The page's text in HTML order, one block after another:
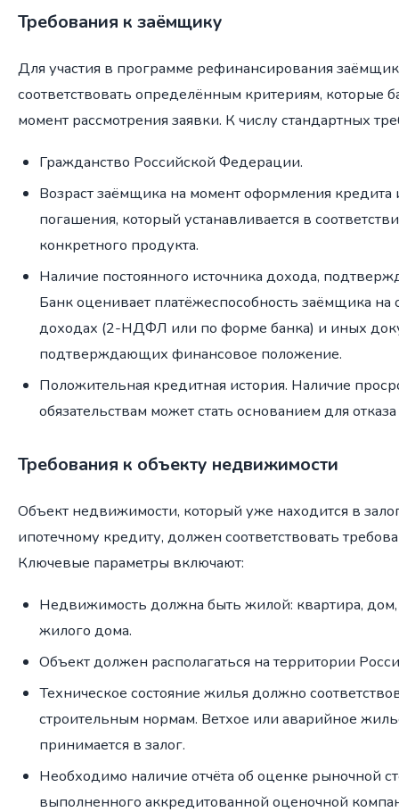
Требования к заёмщику
Для участия в программе рефинансирования
соответствовать определённым критериям, которые
момент рассмотрения заявки. К числу стандартных
Гражданство Российской Федерации.
Возраст заёмщика на момент оформления кредита
погашения, который устанавливается в
конкретного продукта.
Наличие постоянного источника дохода,
Банк оценивает платёжеспособность заёмщика на
доходах (2-НДФЛ или по форме банка) и иных
подтверждающих финансовое положение.
Положительная кредитная история. Наличие
обязательствам может стать основанием для
Требования к объекту недвижимости
Объект недвижимости, который уже находится в
ипотечному кредиту, должен соответствовать
Ключевые параметры включают:
Недвижимость должна быть жилой: квартира, дом,
жилого дома.
Объект должен располагаться на территории
Техническое состояние жилья должно
строительным нормам. Ветхое или аварийное
принимается в залог.
Необходимо наличие отчёта об оценке рыночной
выполненного аккредитованной оценочной